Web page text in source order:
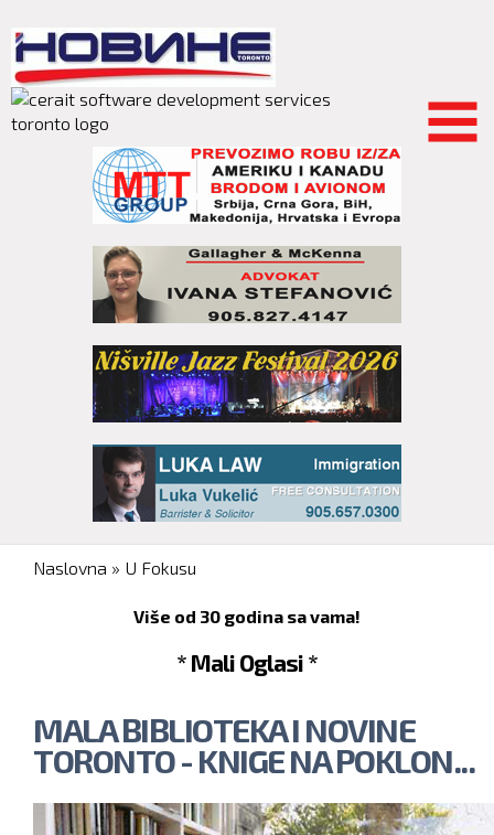
main
content
You are here
Naslovna » U Fokusu
Više od 30 godina sa vama!
* Mali Oglasi *
MALA BIBLIOTEKA I NOVINE
TORONTO - KNIGE NA POKLON...